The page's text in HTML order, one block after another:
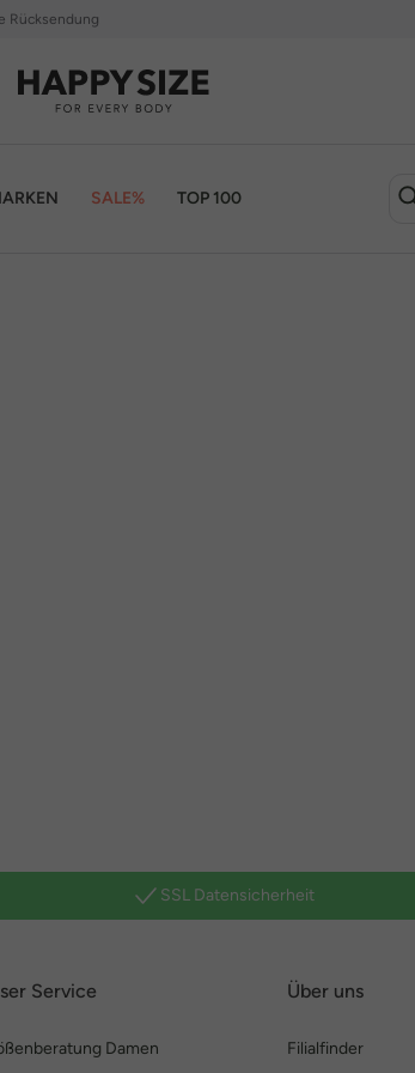
Rücksendung
SALE% TOP 100
SSL Datensicherheit
Service
Damen
Über uns
Filialfinder